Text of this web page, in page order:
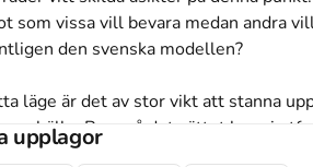
som vissa vill bevara medan andra
den svenska modellen?
läge är det av stor vikt att stanna
samhälle. Bara på det sättet kan vi
Problemet är bara att vi inte
upplagor